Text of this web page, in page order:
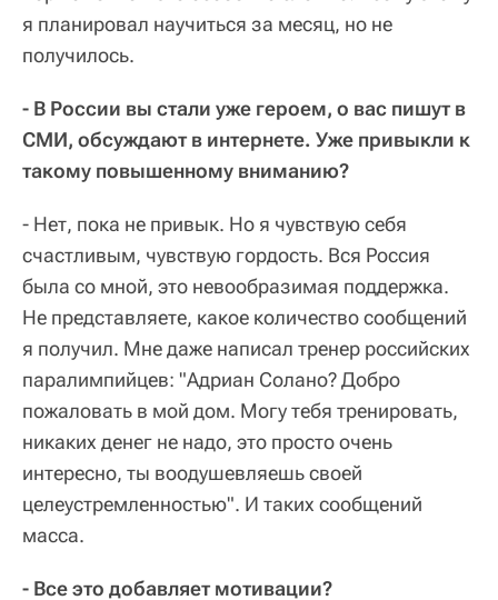
я планировал научиться за месяц, но не
получилось.
- В России вы стали уже героем, о вас пишут в
СМИ, обсуждают в интернете. Уже привыкли к
такому повышенному вниманию?
- Нет, пока не привык. Но я чувствую себя
счастливым, чувствую гордость. Вся Россия
была со мной, это невообразимая поддержка.
Не представляете, какое количество сообщений
я получил. Мне даже написал тренер российских
паралимпийцев: "Адриан Солано? Добро
пожаловать в мой дом. Могу тебя тренировать,
никаких денег не надо, это просто очень
интересно, ты воодушевляешь своей
целеустремленностью". И таких сообщений
масса.
- Все это добавляет мотивации?